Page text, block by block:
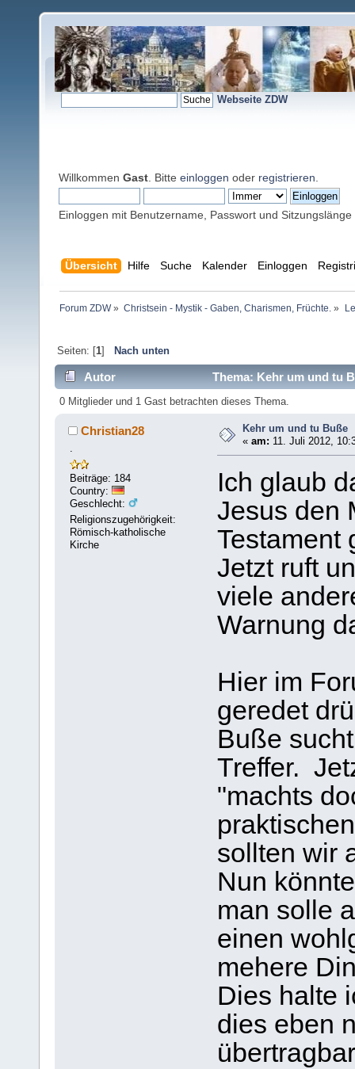
Webseite ZDW
Willkommen Gast . Bitte einloggen oder registrieren
Einloggen mit Benutzername, Passwort und Sitzungslänge
Übersicht Hilfe Suche Kalender Einloggen
Forum ZDW» Christsein - Mystik - Gaben, Charismen, Früchte. »
Seiten: [1] Nach unten
Autor Thema: Kehr um und tu
0 Mitglieder und 1 Gast betrachten dieses Thema.
Christian28
Beiträge: 184
Country:
Geschlecht:
Religionszugehörigkeit:
Römisch-katholische
Kirche
Kehr um und tu Buße
«am: 11. Juli 2012,
Ich glaub
Jesus den
Testament
Jetzt ruft
viele
Warnung
Hier im
geredet
Buße
Treffer.
"machts
sollten wir
Nun
man solle
einen
mehere
Dies halte
dies eben